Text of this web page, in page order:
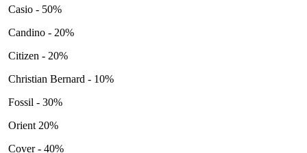
Casio - 50%
Candino - 20%
Citizen - 20%
Christian Bernard - 10%
Fossil - 30%
Orient 20%
Cover - 40%